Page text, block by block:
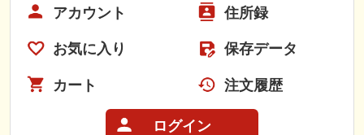
アカウント 住所録
お気に入り 保存データ
カート 注文履歴
ログイン